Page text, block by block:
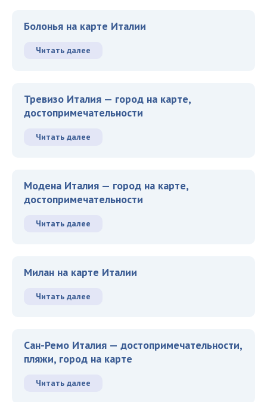
Болонья на карте Италии
Читать далее
Тревизо Италия — город на карте,
достопримечательности
Читать далее
Модена Италия — город на карте,
достопримечательности
Читать далее
Милан на карте Италии
Читать далее
Сан-Ремо Италия — достопримечательности,
пляжи, город на карте
Читать далее